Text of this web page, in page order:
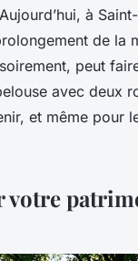
à
de la
peut
avec deux
et même pour
votre